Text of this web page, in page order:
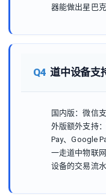
器能做出星巴
Q4 道中设备支
国内版：微信
外版额外支持
Pay、Google
一走道中物联
设备的交易流水